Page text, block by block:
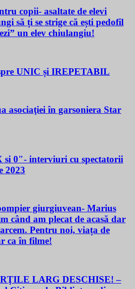
copii- asaltate de elevi
să ți se strige că ești pedofil
un elev chiulangiu!
UNIC și IREPETABIL
asociaţiei în garsoniera Star
si 0″- interviuri cu spectatorii
2023
giurgiuvean- Marius
când am plecat de acasă dar
Pentru noi, viața de
ca în filme!
LARG DESCHISE! –